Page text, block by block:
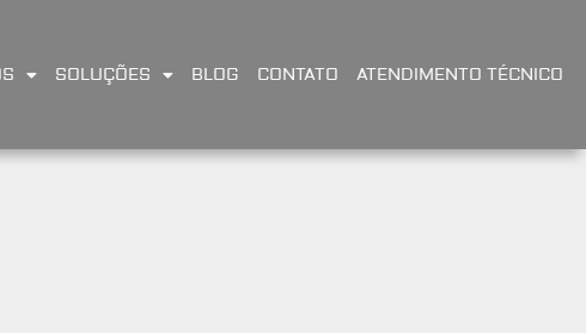
SOLUÇÕES BLOG CONTATO ATENDIMENTO TÉCNICO